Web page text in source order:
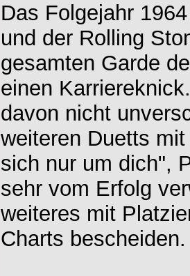
Das Folgejahr
und der Rolling
gesamten Garde
einen
davon nicht
weiteren Duetts
sich nur um dich",
sehr vom Erfolg
weiteres mit
Charts bescheiden.